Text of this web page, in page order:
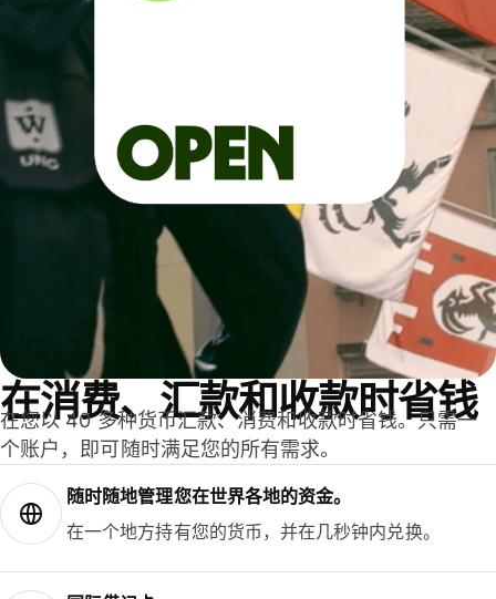
在消费、汇款和收款时省钱
在您以 40 多种货币汇款、消费和收款时省钱。只需一
个账户，即可随时满足您的所有需求。
随时随地管理您在世界各地的资金。
在一个地方持有您的货币，并在几秒钟内兑换。